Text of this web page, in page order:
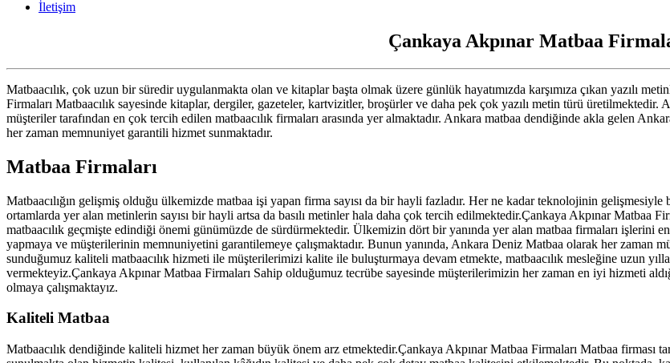
İletişim
Çankaya Akpınar Matbaa
Matbaacılık, çok uzun bir süredir uygulanmakta olan ve kitaplar başta olmak üzere günlük hayatımızda karşımıza çıkan yazılı
Firmaları Matbaacılık sayesinde kitaplar, dergiler, gazeteler, kartvizitler, broşürler ve daha pek çok yazılı metin türü
müşteriler tarafından en çok tercih edilen matbaacılık firmaları arasında yer almaktadır. Ankara matbaa dendiğinde akla gelen
her zaman memnuniyet garantili hizmet sunmaktadır.
Matbaa Firmaları
Matbaacılığın gelişmiş olduğu ülkemizde matbaa işi yapan firma sayısı da bir hayli fazladır. Her ne kadar teknolojinin
ortamlarda yer alan metinlerin sayısı bir hayli artsa da basılı metinler hala daha çok tercih edilmektedir.Çankaya Akpınar Matbaa
matbaacılık geçmişte edindiği önemi günümüzde de sürdürmektedir. Ülkemizin dört bir yanında yer alan matbaa firmaları işlerini
yapmaya ve müşterilerinin memnuniyetini garantilemeye çalışmaktadır. Bunun yanında, Ankara Deniz Matbaa olarak her zaman
sunduğumuz kaliteli matbaacılık hizmeti ile müşterilerimizi kalite ile buluşturmaya devam etmekte, matbaacılık mesleğine uzun
vermekteyiz.Çankaya Akpınar Matbaa Firmaları Sahip olduğumuz tecrübe sayesinde müşterilerimizin her zaman en iyi hizmeti
olmaya çalışmaktayız.
Kaliteli Matbaa
Matbaacılık dendiğinde kaliteli hizmet her zaman büyük önem arz etmektedir.Çankaya Akpınar Matbaa Firmaları Matbaa firması